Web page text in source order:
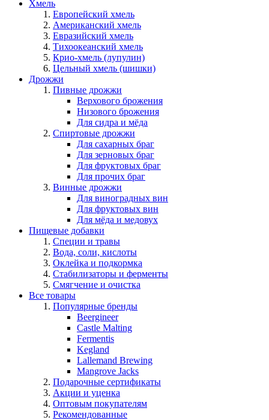
Хмель
Европейский хмель
Американский хмель
Евразийский хмель
Тихоокеанский хмель
Крио-хмель (лупулин)
Цельный хмель (шишки)
Дрожжи
Пивные дрожжи
Верхового брожения
Низового брожения
Для сидра и мёда
Спиртовые дрожжи
Для сахарных браг
Для зерновых браг
Для фруктовых браг
Для прочих браг
Винные дрожжи
Для виноградных вин
Для фруктовых вин
Для мёда и медовух
Пищевые добавки
Специи и травы
Вода, соли, кислоты
Оклейка и подкормка
Стабилизаторы и ферменты
Смягчение и очистка
Все товары
Популярные бренды
Beergineer
Castle Malting
Fermentis
Kegland
Lallemand Brewing
Mangrove Jacks
Подарочные сертификаты
Акции и уценка
Оптовым покупателям
Рекомендованные